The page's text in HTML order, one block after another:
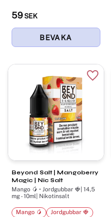
59 SEK
Beyond Salt | Mangoberry
Magic | Nic Salt
Mango 🥭 • Jordgubbar 🍓| 14,5
mg - 10ml| Nikotinsalt
Mango 🥭
Jordgubbar 🍓